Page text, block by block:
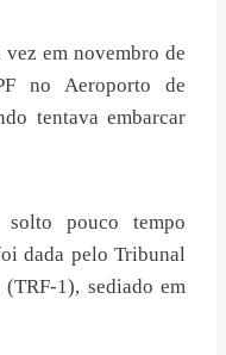
em novembro de
no Aeroporto de
tentava embarcar
pouco tempo
dada pelo Tribunal
1), sediado em